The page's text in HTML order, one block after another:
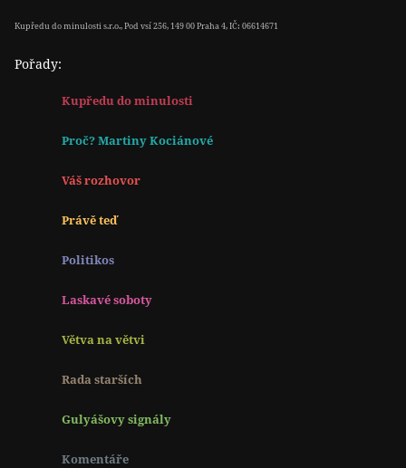
Kupředu do minulosti s.r.o., Pod vsí 256, 149 00 Praha 4, IČ: 06614671
Pořady:
Kupředu do minulosti
Proč? Martiny Kociánové
Váš rozhovor
Právě teď
Politikos
Laskavé soboty
Větva na větvi
Rada starších
Gulyášovy signály
Komentáře